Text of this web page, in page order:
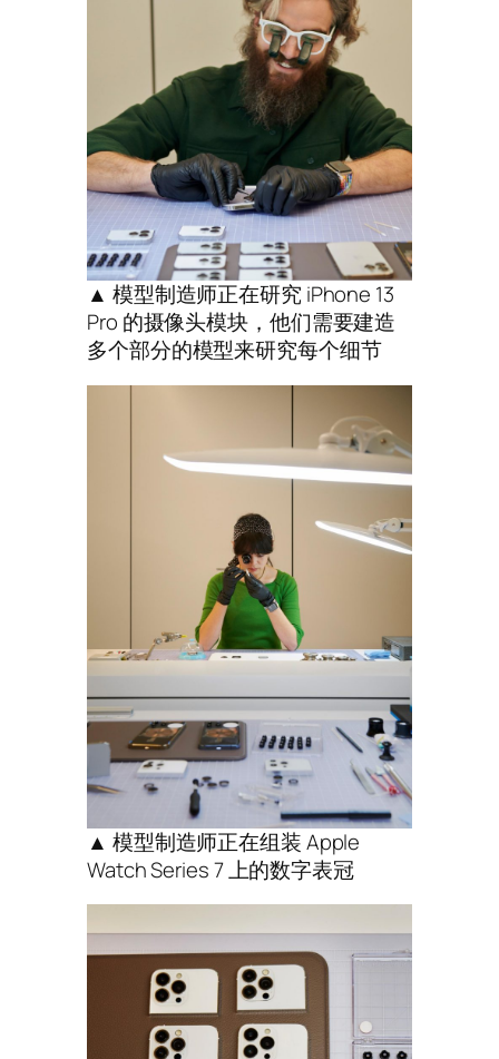
▲ 模型制造师正在研究 iPhone 13
Pro 的摄像头模块，他们需要建造
多个部分的模型来研究每个细节
▲ 模型制造师正在组装 Apple
Watch Series 7 上的数字表冠